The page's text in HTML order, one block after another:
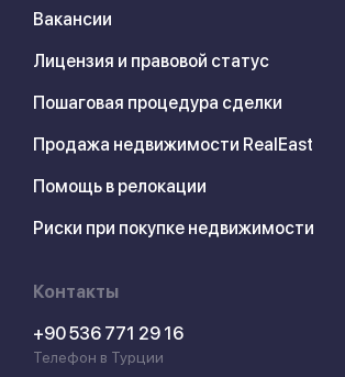
Вакансии
Лицензия и правовой статус
Пошаговая процедура сделки
Продажа недвижимости RealEast
Помощь в релокации
Риски при покупке недвижимости
Контакты
+90 536 771 29 16
Телефон в Турции